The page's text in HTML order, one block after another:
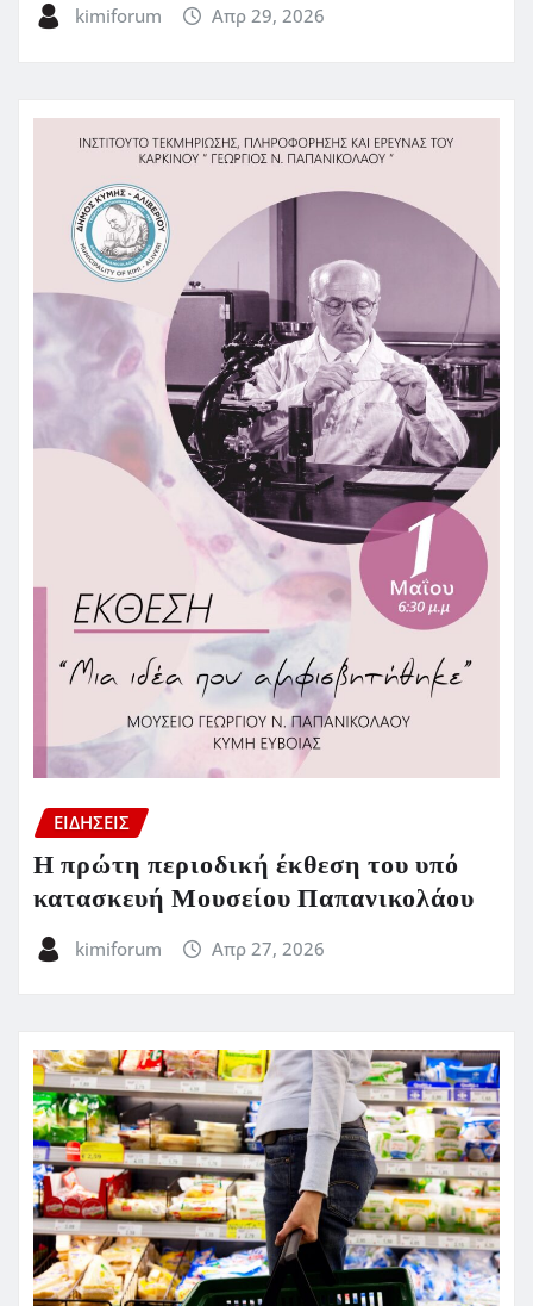
kimiforum Απρ 29, 2026
ΕΙΔΗΣΕΙΣ
Η πρώτη περιοδική έκθεση του υπό
κατασκευή Μουσείου Παπανικολάου
kimiforum Απρ 27, 2026